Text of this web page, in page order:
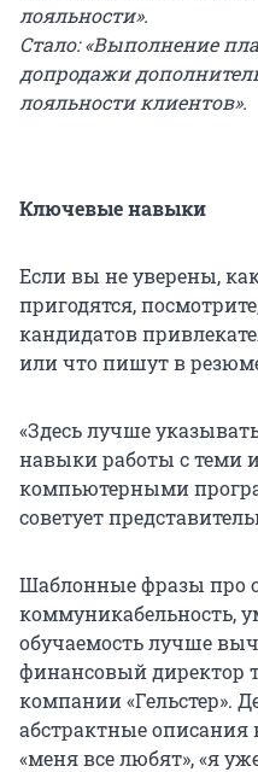
лояльности».
Стало: «Выполнение
допродажи
лояльности клиентов».
Ключевые навыки
Если вы не уверены,
пригодятся,
кандидатов
или что пишут в
«Здесь лучше
навыки работы с теми
компьютерными
советует
Шаблонные фразы про
коммуникабельность,
обучаемость лучше
финансовый директор
компании «Гельстер».
абстрактные описания
«меня все любят», «я